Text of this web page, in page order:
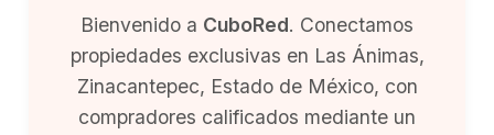
Bienvenido a CuboRed. Conectamos
propiedades exclusivas en Las Ánimas,
Zinacantepec, Estado de México, con
compradores calificados mediante un